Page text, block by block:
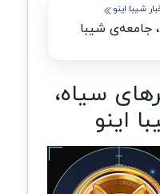
شیبا اینو
شیبا
سیاه،
اینو